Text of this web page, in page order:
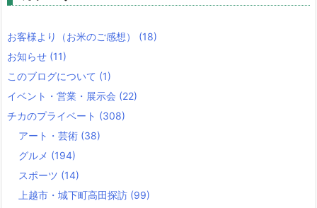
お客様より（お米のご感想） (18)
お知らせ (11)
このブログについて (1)
イベント・営業・展示会 (22)
チカのプライベート (308)
アート・芸術 (38)
グルメ (194)
スポーツ (14)
上越市・城下町高田探訪 (99)